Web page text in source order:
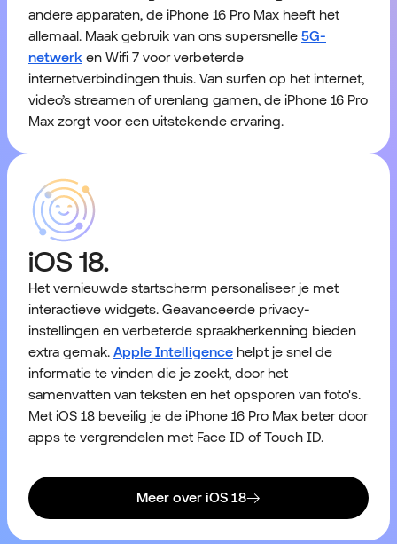
andere apparaten, de iPhone 16 Pro Max heeft het
allemaal. Maak gebruik van ons supersnelle 5G-
netwerk en Wifi 7 voor verbeterde
internetverbindingen thuis. Van surfen op het internet,
video’s streamen of urenlang gamen, de iPhone 16 Pro
Max zorgt voor een uitstekende ervaring.
iOS 18.
Het vernieuwde startscherm personaliseer je met
interactieve widgets. Geavanceerde privacy-
instellingen en verbeterde spraakherkenning bieden
extra gemak. Apple Intelligence helpt je snel de
informatie te vinden die je zoekt, door het
samenvatten van teksten en het opsporen van foto's.
Met iOS 18 beveilig je de iPhone 16 Pro Max beter door
apps te vergrendelen met Face ID of Touch ID.
Meer over iOS 18